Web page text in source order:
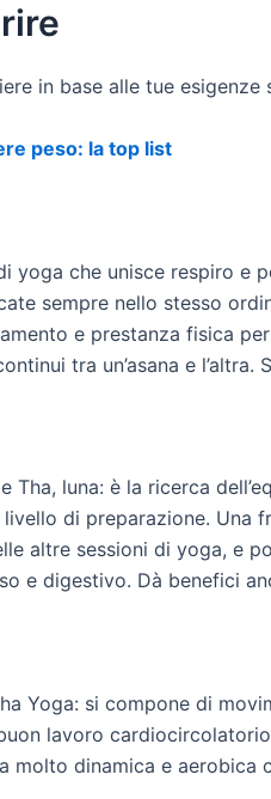
in base alle tue esigenze
peso: la top list
yoga che unisce respiro
sempre nello stesso
e prestanza fisica
tra un’asana e
luna: è la ricerca
di preparazione.
altre sessioni di yoga, e
e digestivo. Dà benefici
Yoga: si compone di
lavoro
molto dinamica e